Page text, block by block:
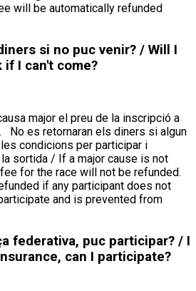
will be automatically refunded
si no puc venir? / Will I
if I can't come?
major el preu de la inscripció a
No es retornaran els diners si algun
condicions per participar i
sortida / If a major cause is not
for the race will not be refunded.
if any participant does not
and is prevented from
federativa, puc participar? / I
can I participate?